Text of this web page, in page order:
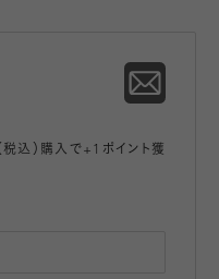
込）購入で+1ポイント獲